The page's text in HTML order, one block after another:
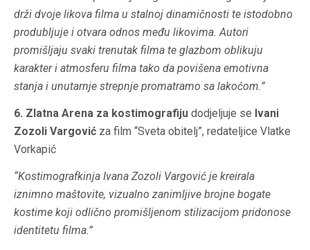
drži dvoje likova filma u stalnoj dinamičnosti te istodobno
produbljuje i otvara odnos među likovima. Autori
promišljaju svaki trenutak filma te glazbom oblikuju
karakter i atmosferu filma tako da povišena emotivna
stanja i unutarnje strepnje promatramo sa lakoćom.”
6. Zlatna Arena za kostimografiju dodjeljuje se Ivani
Zozoli Vargović za film “Sveta obitelj”, redateljice Vlatke
Vorkapić
“Kostimografkinja Ivana Zozoli Vargović je kreirala
iznimno maštovite, vizualno zanimljive brojne bogate
kostime koji odlično promišljenom stilizacijom pridonose
identitetu filma.”